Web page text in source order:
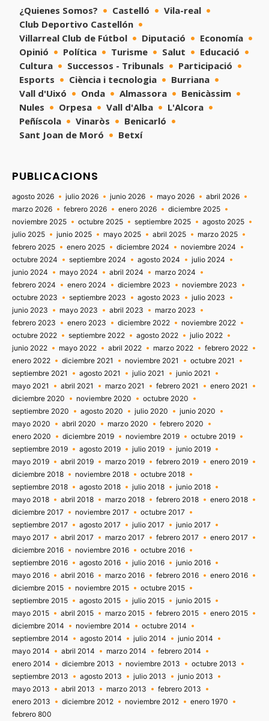
¿Quienes Somos? Castelló
Vila-real
Club Deportivo Castellón
Villarreal Club de Fútbol
Diputació
Economía
Opinió
Política Turisme Salut
Educació
Cultura
Successos - Tribunals
Participació
Esports
Ciència i tecnologia
Burriana
Vall d'Uixó
Onda Almassora
Benicàssim
Nules
Orpesa Vall d'Alba
L'Alcora
Peñíscola
Vinaròs
Benicarló
Sant Joan de Moró
Betxí
PUBLICACIONS
agosto 2026 julio 2026 junio 2026 mayo 2026
abril 2026
marzo 2026
febrero 2026 enero 2026
diciembre 2025
noviembre 2025
octubre 2025 septiembre 2025
agosto 2025
julio 2025
junio 2025 mayo 2025 abril 2025
marzo 2025
febrero 2025
enero 2025 diciembre 2024
noviembre 2024
octubre 2024
septiembre 2024 agosto 2024
julio 2024
junio 2024
mayo 2024 abril 2024
marzo 2024
febrero 2024
enero 2024 diciembre 2023
noviembre 2023
octubre 2023
septiembre 2023 agosto 2023
julio 2023
junio 2023
mayo 2023 abril 2023
marzo 2023
febrero 2023
enero 2023 diciembre 2022
noviembre 2022
octubre 2022
septiembre 2022 agosto 2022
julio 2022
junio 2022
mayo 2022 abril 2022 marzo 2022
febrero 2022
enero 2022
diciembre 2021 noviembre 2021
octubre 2021
septiembre 2021
agosto 2021 julio 2021
junio 2021
mayo 2021
abril 2021 marzo 2021 febrero 2021
enero 2021
diciembre 2020
noviembre 2020
octubre 2020
septiembre 2020
agosto 2020 julio 2020
junio 2020
mayo 2020
abril 2020 marzo 2020
febrero 2020
enero 2020
diciembre 2019 noviembre 2019
octubre 2019
septiembre 2019
agosto 2019 julio 2019
junio 2019
mayo 2019
abril 2019 marzo 2019 febrero 2019
enero 2019
diciembre 2018
noviembre 2018
octubre 2018
septiembre 2018
agosto 2018 julio 2018
junio 2018
mayo 2018
abril 2018 marzo 2018 febrero 2018
enero 2018
diciembre 2017
noviembre 2017
octubre 2017
septiembre 2017
agosto 2017 julio 2017
junio 2017
mayo 2017
abril 2017 marzo 2017 febrero 2017
enero 2017
diciembre 2016
noviembre 2016
octubre 2016
septiembre 2016
agosto 2016 julio 2016
junio 2016
mayo 2016
abril 2016 marzo 2016 febrero 2016
enero 2016
diciembre 2015
noviembre 2015
octubre 2015
septiembre 2015
agosto 2015 julio 2015
junio 2015
mayo 2015
abril 2015 marzo 2015 febrero 2015
enero 2015
diciembre 2014
noviembre 2014
octubre 2014
septiembre 2014
agosto 2014 julio 2014
junio 2014
mayo 2014
abril 2014 marzo 2014
febrero 2014
enero 2014
diciembre 2013 noviembre 2013
octubre 2013
septiembre 2013
agosto 2013 julio 2013
junio 2013
mayo 2013
abril 2013 marzo 2013
febrero 2013
enero 2013
diciembre 2012 noviembre 2012
enero 1970
febrero 800